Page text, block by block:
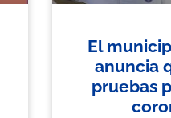
El
anuncia
pruebas